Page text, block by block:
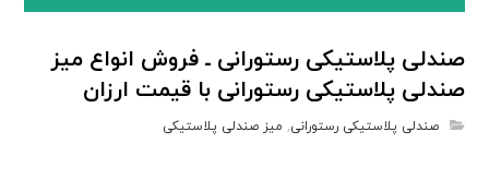
صندلی پلاستیکی رستورانی ـ فروش انواع میز
صندلی پلاستیکی رستورانی با قیمت ارزان
صندلی پلاستیکی رستورانی, میز صندلی پلاستیکی